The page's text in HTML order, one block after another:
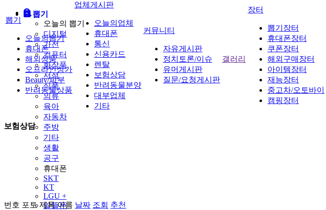
뽑기
오늘의 뽑기
디지털
가전
컴퓨터
화장품
서적
식품
의류
육아
자동차
주방
기타
생활
공구
휴대폰
SKT
KT
LGU +
알뜰폰
뽑기
오늘의뽑기
휴대폰
해외상품
오프라인상가
Beauty/피부
반려동물상품
업체게시판
오늘의업체
휴대폰
통신
신용카드
렌탈
보험상담
반려동물분양
대부업체
기타
커뮤니티
자유게시판
정치토론/이슈
유머게시판
질문/요청게시판
갤러리
장터
뽑기장터
휴대폰장터
쿠폰장터
해외구매장터
아이템장터
재능장터
중고차/오토바이
캠핑장터
보험상담
번호 포토 제목 이름 날짜 조회 추천